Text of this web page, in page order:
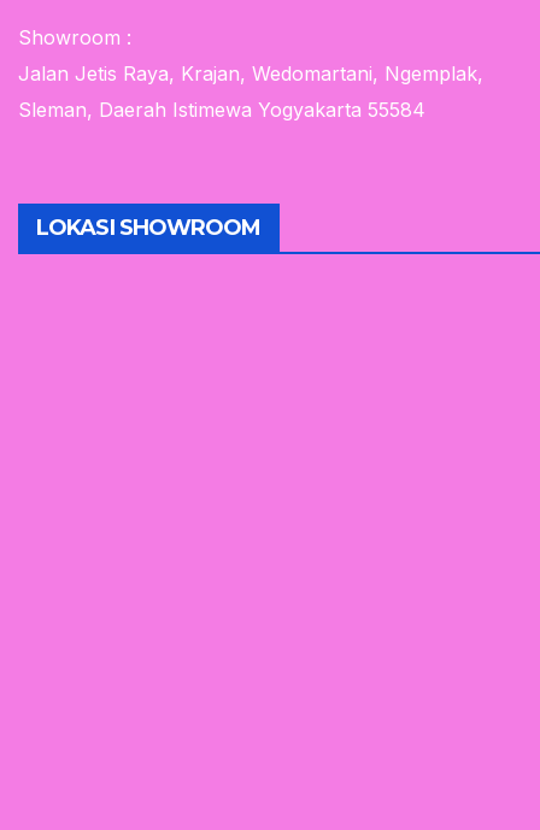
Showroom :
Jalan Jetis Raya, Krajan, Wedomartani, Ngemplak,
Sleman, Daerah Istimewa Yogyakarta 55584
LOKASI SHOWROOM